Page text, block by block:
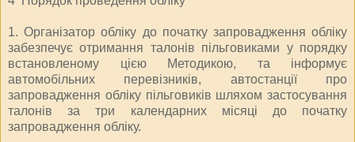
1. Організатор обліку до початку запровадження обліку
забезпечує отримання талонів пільговиками у порядку
встановленому цією Методикою, та інформує
автомобільних перевізників, автостанції про
запровадження обліку пільговиків шляхом застосування
талонів за три календарних місяці до початку
запровадження обліку.